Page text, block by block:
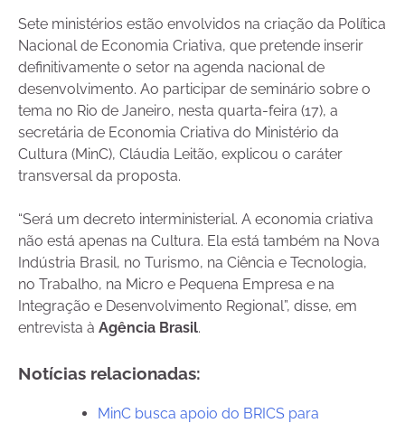
Sete ministérios estão envolvidos na criação da Política
Nacional de Economia Criativa, que pretende inserir
definitivamente o setor na agenda nacional de
desenvolvimento. Ao participar de seminário sobre o
tema no Rio de Janeiro, nesta quarta-feira (17), a
secretária de Economia Criativa do Ministério da
Cultura (MinC), Cláudia Leitão, explicou o caráter
transversal da proposta.
“Será um decreto interministerial. A economia criativa
não está apenas na Cultura. Ela está também na Nova
Indústria Brasil, no Turismo, na Ciência e Tecnologia,
no Trabalho, na Micro e Pequena Empresa e na
Integração e Desenvolvimento Regional”, disse, em
entrevista à Agência Brasil.
Notícias relacionadas:
MinC busca apoio do BRICS para